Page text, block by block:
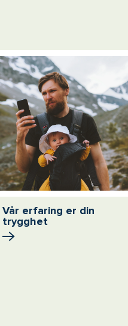
Vår erfaring er din
trygghet